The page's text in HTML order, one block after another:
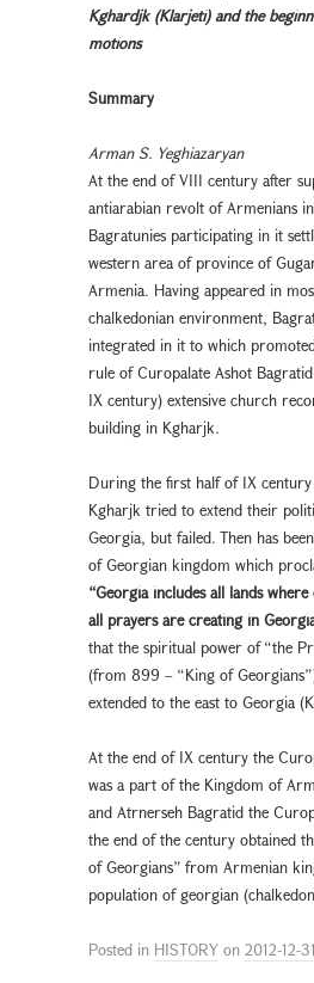
Kghardjk (Klarjeti) and the
motions
Summary
Arman S. Yeghiazaryan
At the end of VIII century after
antiarabian revolt of Armenians
Bagratunies participating in it
western area of province of
Armenia. Having appeared in
chalkedonian environment,
integrated in it to which
rule of Curopalate Ashot
IX century) extensive church
building in Kgharjk.
During the first half of IX
Kgharjk tried to extend their
Georgia, but failed. Then has
of Georgian kingdom which
“Georgia includes all lands
all prayers are creating in
that the spiritual power of “the
(from 899 – “King of
extended to the east to Georgia
At the end of IX century the
was a part of the Kingdom of
and Atrnerseh Bagratid the
the end of the century obtained
of Georgians” from Armenian
population of georgian
Posted in HISTORY on 2012-12-31